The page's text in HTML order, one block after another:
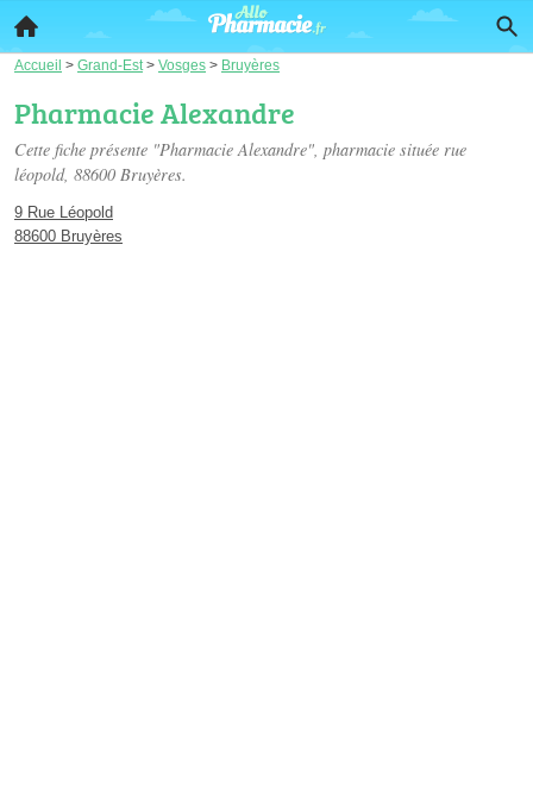
Accueil > Grand-Est > Vosges > Bruyères
Pharmacie Alexandre
Cette fiche présente "Pharmacie Alexandre", pharmacie située rue
léopold, 88600 Bruyères.
9 Rue Léopold
88600 Bruyères